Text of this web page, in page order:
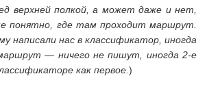
верхней полкой, а может даже и нет,
понятно, где там проходит маршрут.
написали нас в классификатор, иногда
— ничего не пишут, иногда 2-е
как первое. )